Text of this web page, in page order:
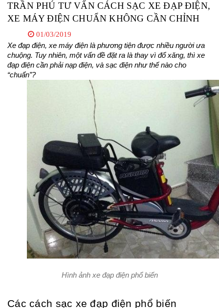
TRẦN PHÚ TƯ VẤN CÁCH SẠC XE ĐẠP ĐIỆN,
XE MÁY ĐIỆN CHUẨN KHÔNG CẦN CHỈNH
01/03/2019
Xe đạp điện, xe máy điện là phương tiện được nhiều người ưa
chuộng. Tuy nhiên, một vấn đề đặt ra là thay vì đổ xăng, thì xe
đạp điện cần phải nạp điện, và sạc điện như thế nào cho
“chuẩn”?
Hình ảnh xe đạp điện phổ biến
Các cách sạc xe đạp điện phổ biến